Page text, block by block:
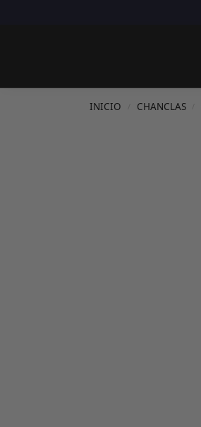
INICIO CHANCLAS